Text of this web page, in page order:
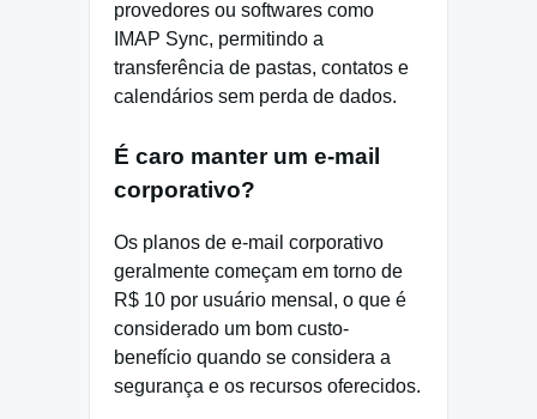
provedores ou softwares como
IMAP Sync, permitindo a
transferência de pastas, contatos e
calendários sem perda de dados.
É caro manter um e-mail
corporativo?
Os planos de e-mail corporativo
geralmente começam em torno de
R$ 10 por usuário mensal, o que é
considerado um bom custo-
benefício quando se considera a
segurança e os recursos oferecidos.